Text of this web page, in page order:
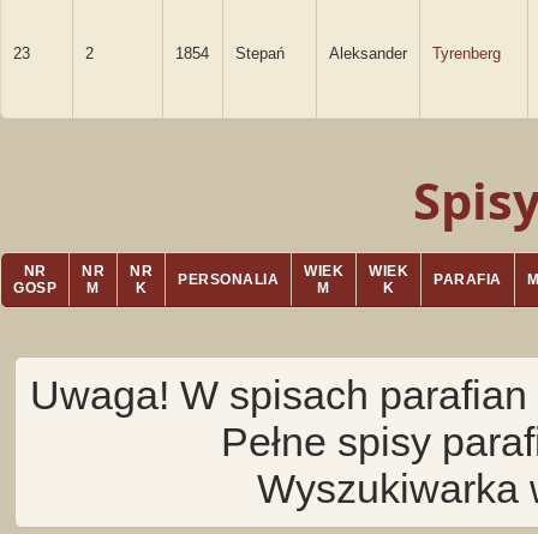
23 2 1854 Stepań Aleksander Tyrenberg
NR
GOSP
NR
M
NR
K
PERSONALIA
WIEK
M
WIEK
K
PARAFIA
Uwaga! W spisach
Pełne spisy
Wyszukiwarka